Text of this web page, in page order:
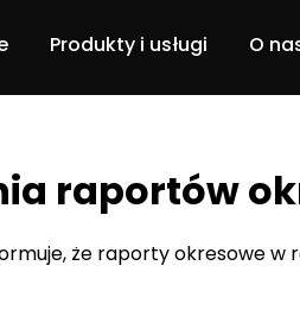
Produkty i usługi
DBCU
Portal pacjenta
O
raportów
że raporty okresowe